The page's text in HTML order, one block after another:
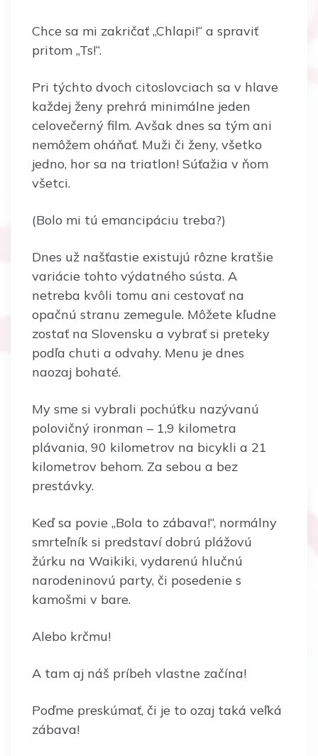
Chce sa mi zakričať „Chlapi!“ a spraviť
pritom „Ts!“.
Pri týchto dvoch citoslovciach sa v hlave
každej ženy prehrá minimálne jeden
celovečerný film. Avšak dnes sa tým ani
nemôžem oháňať. Muži či ženy, všetko
jedno, hor sa na triatlon! Súťažia v ňom
všetci.
(Bolo mi tú emancipáciu treba?)
Dnes už našťastie existujú rôzne kratšie
variácie tohto výdatného sústa. A
netreba kvôli tomu ani cestovať na
opačnú stranu zemegule. Môžete kľudne
zostať na Slovensku a vybrať si preteky
podľa chuti a odvahy. Menu je dnes
naozaj bohaté.
My sme si vybrali pochúťku nazývanú
polovičný ironman – 1,9 kilometra
plávania, 90 kilometrov na bicykli a 21
kilometrov behom. Za sebou a bez
prestávky.
Keď sa povie „Bola to zábava!“, normálny
smrteľník si predstaví dobrú plážovú
žúrku na Waikiki, vydarenú hlučnú
narodeninovú party, či posedenie s
kamošmi v bare.
Alebo krčmu!
A tam aj náš príbeh vlastne začína!
Poďme preskúmať, či je to ozaj taká veľká
zábava!